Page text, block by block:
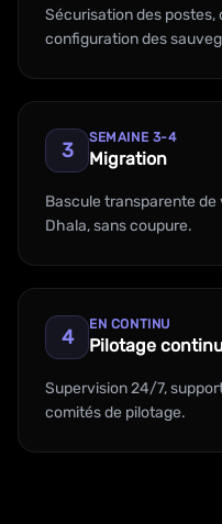
Sécurisation des postes,
configuration des
3
SEMAINE 3-4
Migration
Bascule transparente
Dhala, sans coupure.
4
EN CONTINU
Pilotage continu
Supervision 24/7,
comités de pilotage.